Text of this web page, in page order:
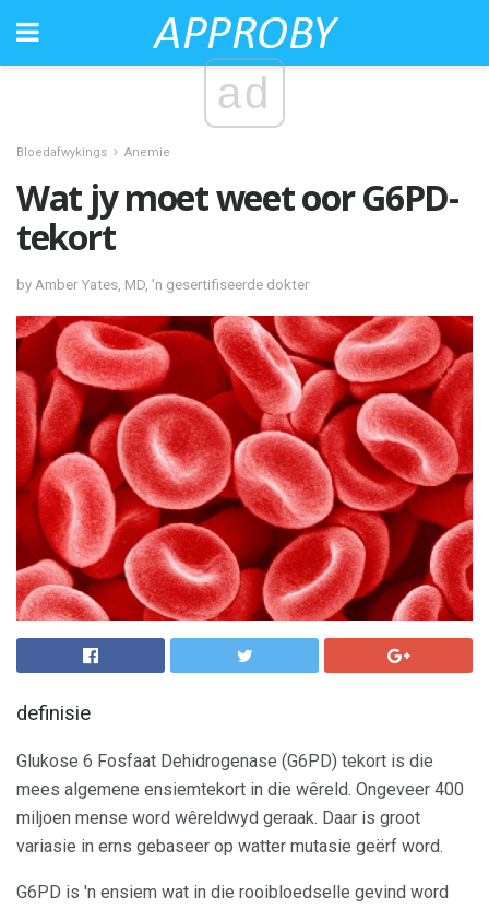
ad
Bloedafwykings Anemie
Wat jy moet weet oor G6PD-
tekort
by Amber Yates, MD, 'n gesertifiseerde dokter
definisie
Glukose 6 Fosfaat Dehidrogenase (G6PD) tekort is die
mees algemene ensiemtekort in die wêreld. Ongeveer 400
miljoen mense word wêreldwyd geraak. Daar is groot
variasie in erns gebaseer op watter mutasie geërf word.
G6PD is 'n ensiem wat in die rooibloedselle gevind word